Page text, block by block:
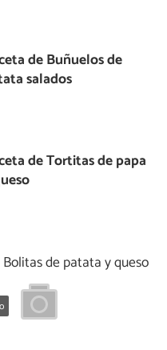
de Buñuelos de
salados
de Tortitas de papa
de patata y queso